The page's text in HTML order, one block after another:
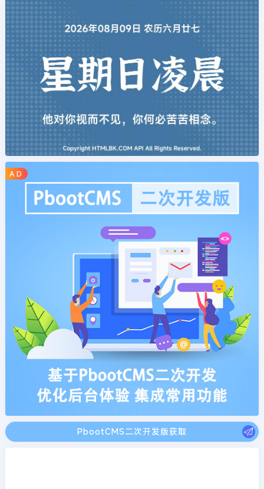
A D
PbootCMS二次开发版获取